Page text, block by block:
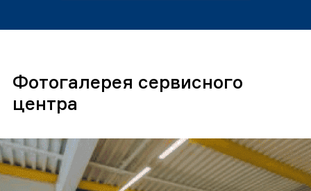
Фотогалерея сервисного
центра